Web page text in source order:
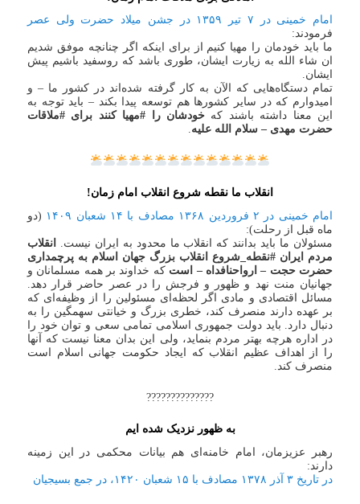
امام خمینی در ۷ تیر ۱۳۵۹ در جشن میلاد حضرت ولی عصر
فرمودند:
ما باید خودمان را مهیا کنیم از برای اینکه اگر چنانچه موفق‌ شدیم
ان شاء الله به زیارت ایشان، طوری باشد که روسفید باشیم پیش
ایشان.
تمام دستگاه‌هایی که الآن به کار گرفته شده‌اند در کشور ما – و
امیدوارم که در سایر کشورها هم توسعه پیدا بکند – باید توجه به
این معنا داشته باشند که خودشان را #مهیا کنند برای #ملاقات
حضرت مهدی – سلام الله علیه.
انقلاب ما نقطه شروع انقلاب امام زمان!
امام خمینی در ۲ فروردین ۱۳۶۸ مصادف با ۱۴ شعبان ۱۴۰۹
(دو
ماه قبل از رحلت):
مسئولان ما باید بدانند که انقلاب ما محدود به ایران نیست.
انقلاب
مردم ایران #نقطه_شروع انقلاب بزرگ جهان اسلام به پرچمداری
حضرت حجت – ارواحنافداه – است که خداوند بر همه مسلمانان و
جهانیان منت نهد و ظهور و فرجش را در عصر حاضر قرار دهد.
مسائل اقتصادی و مادی اگر لحظه‌ای مسئولین را از وظیفه‌ای که
بر عهده دارند منصرف کند، خطری بزرگ و خیانتی سهمگین را به
دنبال دارد. باید دولت جمهوری اسلامی تمامی سعی و توان خود را
در اداره هرچه بهتر مردم بنماید، ولی این بدان معنا نیست که آنها
را از اهداف عظیم انقلاب که ایجاد حکومت جهانی اسلام است
منصرف کند.
??????????????
به ظهور نزدیک شده ایم
رهبر عزیزمان، امام خامنه‌ای هم بیانات محکمی در این زمینه
دارند:
در تاریخ ۳ آذر ۱۳۷۸ مصادف با ۱۵ شعبان ۱۴۲۰، در جمع بسیجیان